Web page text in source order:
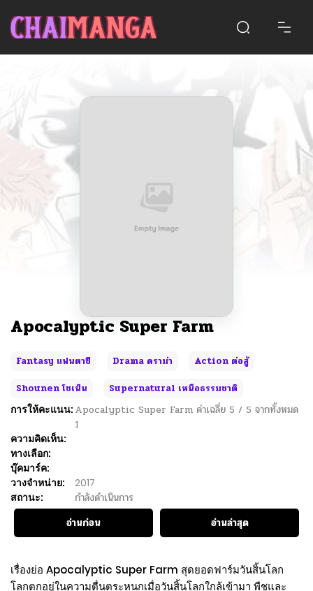
Apocalyptic Super Farm
Fantasy แฟนตาซี Drama ดราม่า
Action ต่อสู้
Shounen โชเน็น
Supernatural เหนือธรรมชาติ
การให้คะแนน: Apocalyptic Super Farm ค่าเฉลี่ย 5 / 5 จากทั้งหมด
1
ความคิดเห็น:
ทางเลือก:
บุ๊คมาร์ค:
วางจำหน่าย:
2017
สถานะ:
กำลังดำเนินการ
อ่านก่อน
อ่านล่าสุด
เรื่องย่อ Apocalyptic Super Farm สุดยอดฟาร์มวันสิ้นโลก
โลกตกอยู่ในความตื่นตระหนกเมื่อวันสิ้นโลกใกล้เข้ามา พืชและ